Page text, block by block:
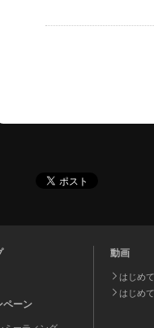
ペーン
動画
はじめ
はじめ